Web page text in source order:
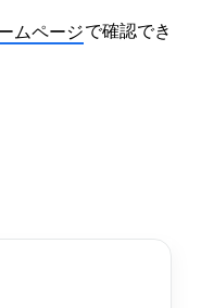
ムページで確認でき